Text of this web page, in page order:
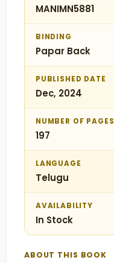
MANIMN5881
BINDING
Papar Back
PUBLISHED DATE
Dec, 2024
NUMBER OF PAGES
197
LANGUAGE
Telugu
AVAILABILITY
In Stock
ABOUT THIS BOOK